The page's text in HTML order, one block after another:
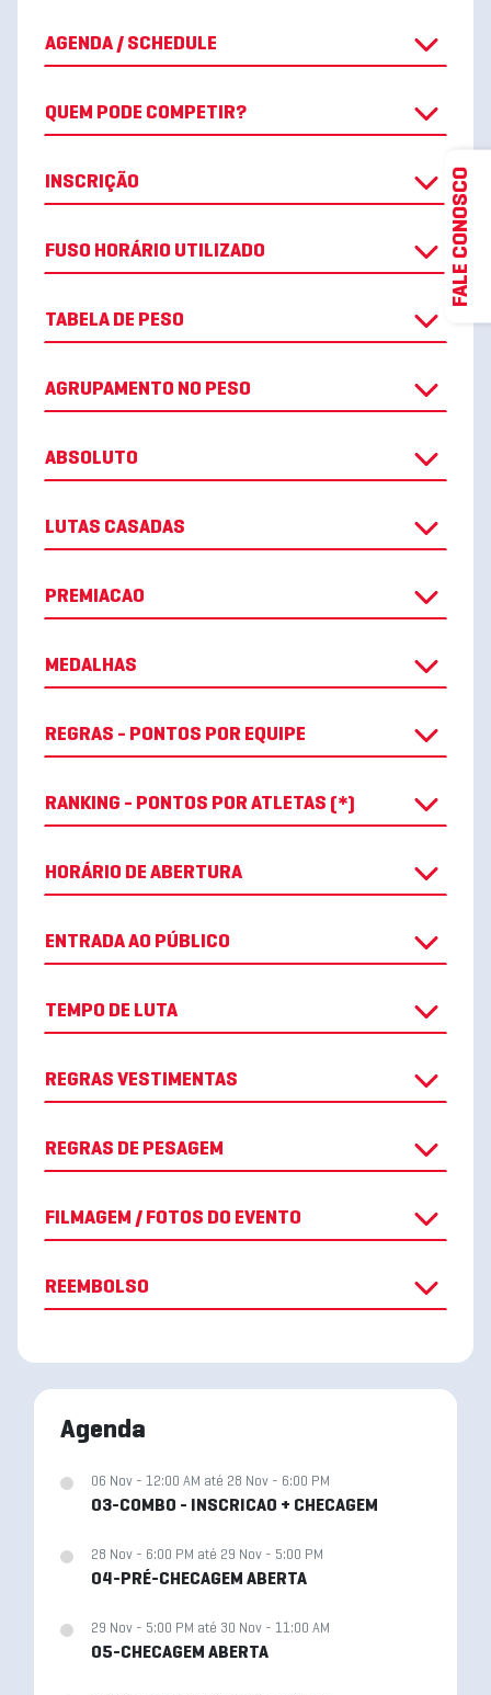
AGENDA / SCHEDULE
QUEM PODE COMPETIR?
INSCRIÇÃO
FUSO HORÁRIO UTILIZADO
TABELA DE PESO
AGRUPAMENTO NO PESO
ABSOLUTO
LUTAS CASADAS
PREMIACAO
MEDALHAS
REGRAS - PONTOS POR EQUIPE
RANKING - PONTOS POR ATLETAS (*)
HORÁRIO DE ABERTURA
ENTRADA AO PÚBLICO
TEMPO DE LUTA
REGRAS VESTIMENTAS
REGRAS DE PESAGEM
FILMAGEM / FOTOS DO EVENTO
REEMBOLSO
Agenda
06 Nov - 12:00 AM até 28 Nov - 6:00 PM
03-COMBO - INSCRICAO + CHECAGEM
28 Nov - 6:00 PM até 29 Nov - 5:00 PM
04-PRÉ-CHECAGEM ABERTA
29 Nov - 5:00 PM até 30 Nov - 11:00 AM
05-CHECAGEM ABERTA
FALE CONOSCO